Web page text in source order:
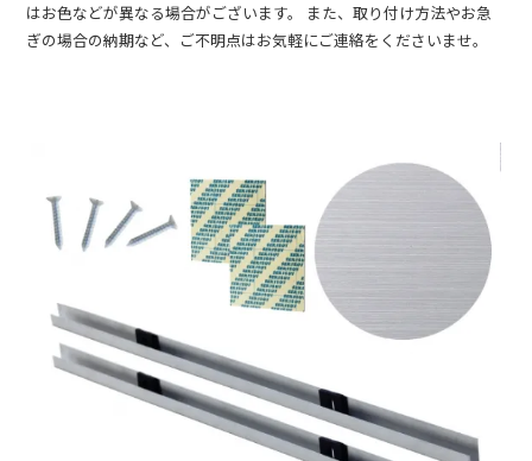
はお色などが異なる場合がございます。 また、取り付け方法やお急
ぎの場合の納期など、ご不明点はお気軽にご連絡をくださいませ。